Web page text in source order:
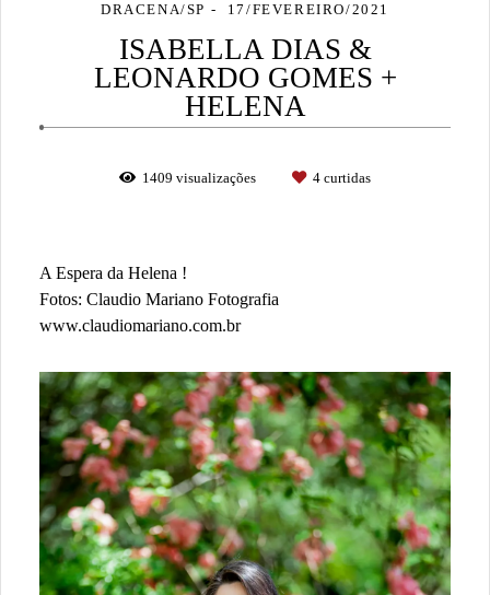
DRACENA/SP
17/FEVEREIRO/2021
ISABELLA DIAS &
LEONARDO GOMES +
HELENA
1409 visualizações 4 curtidas
A Espera da Helena !
Fotos: Claudio Mariano Fotografia
www.claudiomariano.com.br